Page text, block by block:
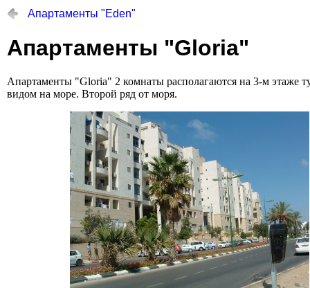
Апартаменты "Eden"
Апартаменты "Gloria"
Апартаменты "Gloria" 2 комнаты располагаются на 3-м этаже
видом на море. Второй ряд от моря.